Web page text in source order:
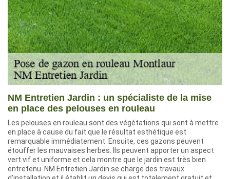
NM Entretien Jardin : un spécialiste de la mise
en place des pelouses en rouleau
Les pelouses en rouleau sont des végétations qui sont à mettre
en place à cause du fait que le résultat esthétique est
remarquable immédiatement. Ensuite, ces gazons peuvent
étouffer les mauvaises herbes. Ils peuvent apporter un aspect
vert vif et uniforme et cela montre que le jardin est très bien
entretenu. NM Entretien Jardin se charge des travaux